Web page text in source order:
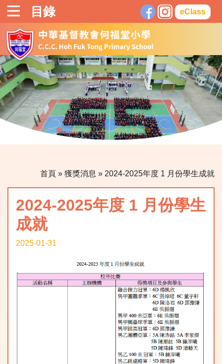
目錄 eClass
首頁 » 獲獎消息 » 2024-2025年度 1 月份學生成就
2024-2025年度 1 月份學生
成就
2025-01-31